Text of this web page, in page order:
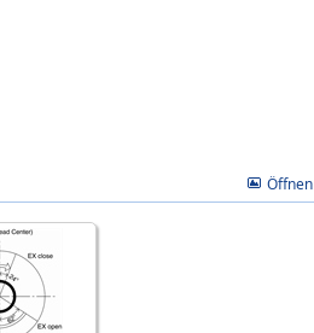
Öffnen